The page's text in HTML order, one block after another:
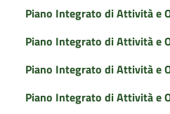
Piano Integrato di Attività e
Piano Integrato di Attività e
Piano Integrato di Attività e
Piano Integrato di Attività e